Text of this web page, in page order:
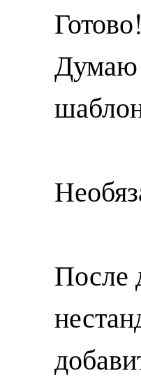
Готово!
Думаю
После